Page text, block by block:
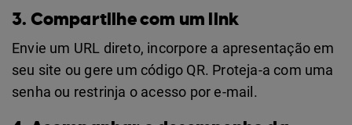
3. Compartilhe com um link
Envie um URL direto, incorpore a apresentação em
seu site ou gere um código QR. Proteja-a com uma
senha ou restrinja o acesso por e-mail.